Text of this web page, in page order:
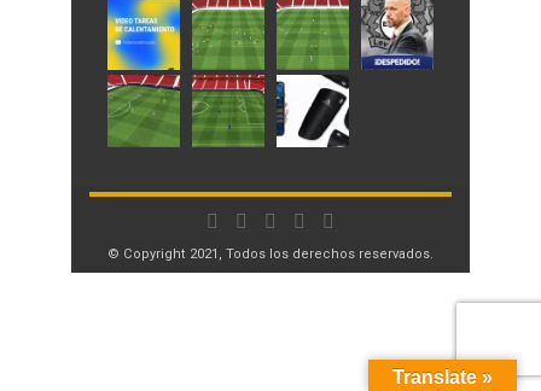
© Copyright 2021, Todos los derechos reservados.
Translate »